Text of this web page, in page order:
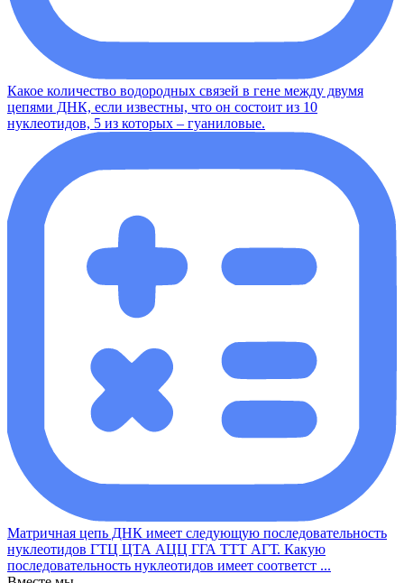
Какое количество водородных связей в гене между двумя
цепями ДНК, если известны, что он состоит из 10
нуклеотидов, 5 из которых – гуаниловые.
Матричная цепь ДНК имеет следующую последовательность
нуклеотидов ГТЦ ЦТА АЦЦ ГГА ТТТ АГТ. Какую
последовательность нуклеотидов имеет соответст ...